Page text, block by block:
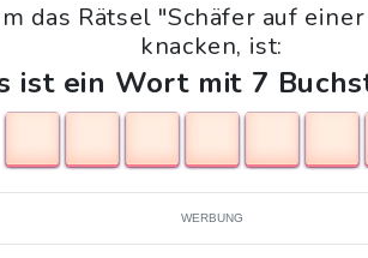
das Rätsel "Schäfer auf
knacken, ist:
ist ein Wort mit 7
WERBUNG